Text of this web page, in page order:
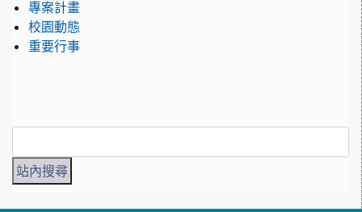
專案計畫
校園動態
重要行事